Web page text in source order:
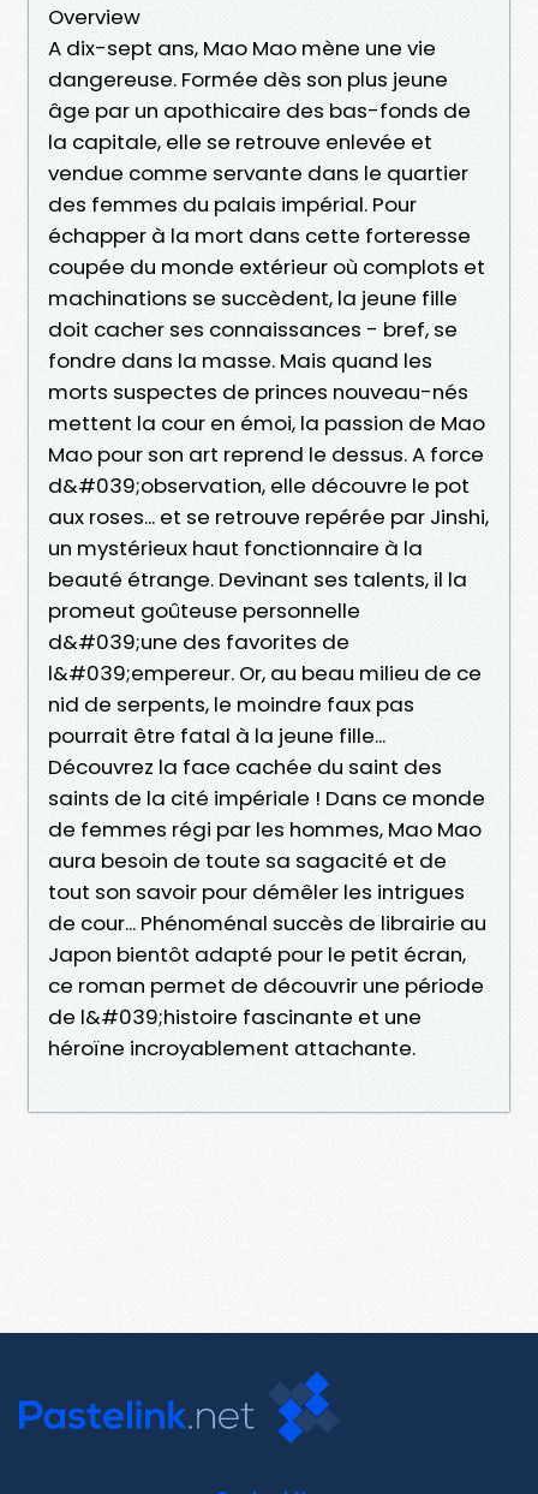
Overview
A dix-sept ans, Mao Mao mène une vie
dangereuse. Formée dès son plus jeune
âge par un apothicaire des bas-fonds de
la capitale, elle se retrouve enlevée et
vendue comme servante dans le quartier
des femmes du palais impérial. Pour
échapper à la mort dans cette forteresse
coupée du monde extérieur où complots et
machinations se succèdent, la jeune fille
doit cacher ses connaissances - bref, se
fondre dans la masse. Mais quand les
morts suspectes de princes nouveau-nés
mettent la cour en émoi, la passion de Mao
Mao pour son art reprend le dessus. A force
d&#039;observation, elle découvre le pot
aux roses... et se retrouve repérée par Jinshi,
un mystérieux haut fonctionnaire à la
beauté étrange. Devinant ses talents, il la
promeut goûteuse personnelle
d&#039;une des favorites de
l&#039;empereur. Or, au beau milieu de ce
nid de serpents, le moindre faux pas
pourrait être fatal à la jeune fille...
Découvrez la face cachée du saint des
saints de la cité impériale ! Dans ce monde
de femmes régi par les hommes, Mao Mao
aura besoin de toute sa sagacité et de
tout son savoir pour démêler les intrigues
de cour... Phénoménal succès de librairie au
Japon bientôt adapté pour le petit écran,
ce roman permet de découvrir une période
de l&#039;histoire fascinante et une
héroïne incroyablement attachante.